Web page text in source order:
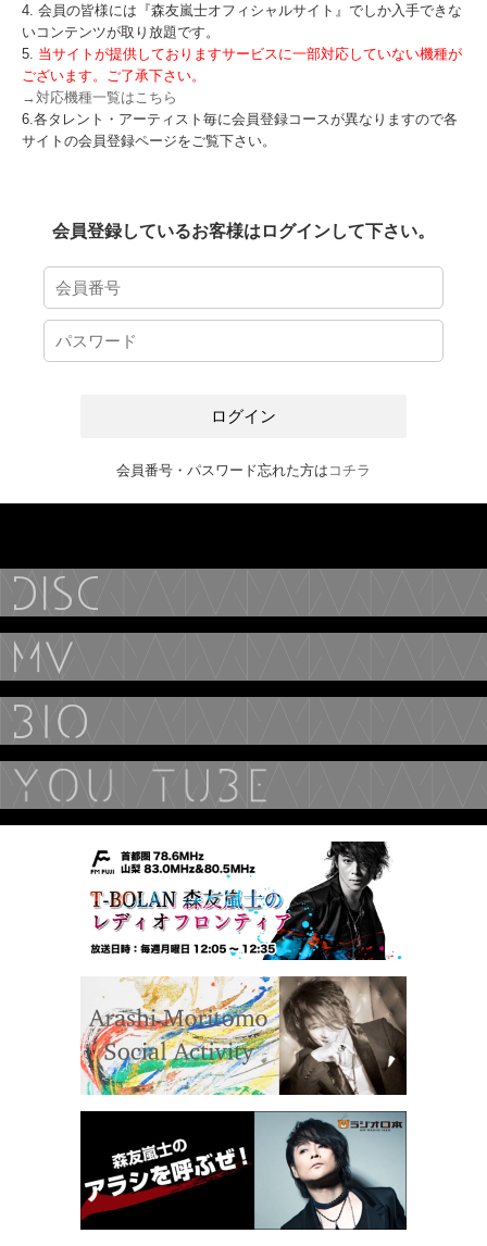
4. 会員の皆様には『森友嵐士オフィシャルサイト』でしか入手できな
いコンテンツが取り放題です。
5. 当サイトが提供しておりますサービスに一部対応していない機種が
ございます。ご了承下さい。
→対応機種一覧はこちら
6.各タレント・アーティスト毎に会員登録コースが異なりますので各
サイトの会員登録ページをご覧下さい。
会員登録しているお客様はログインして下さい。
会員番号・パスワード忘れた方は コチラ